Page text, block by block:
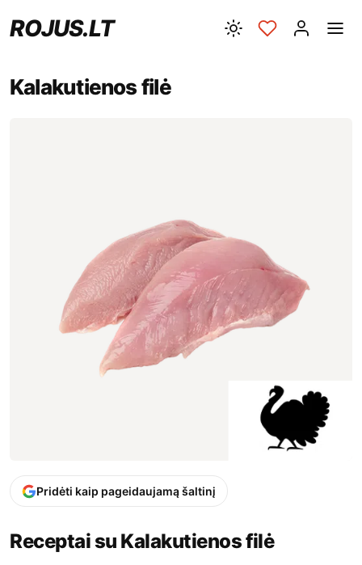
ROJUS.LT
Kalakutienos filė
Pridėti kaip pageidaujamą šaltinį
Receptai su Kalakutienos filė